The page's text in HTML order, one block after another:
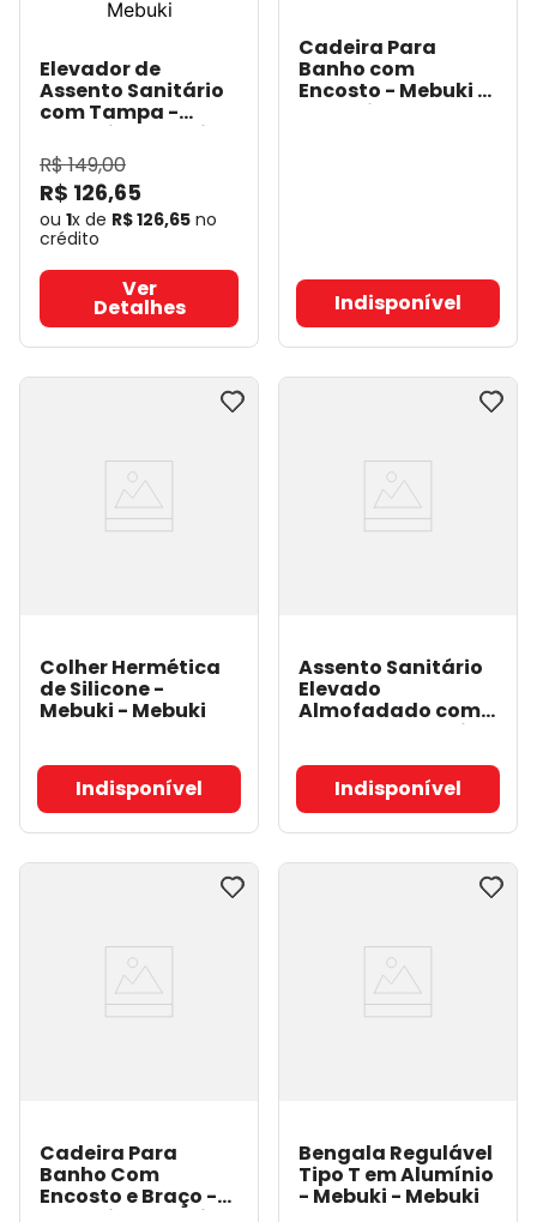
Elevador de
Assento Sanitário
com Tampa -
Mebuki
- Mebuki
R$149,00
R$ 126,65
ou 1x de R$126,65 no
crédito
Ver
Detalhes
Cadeira Para
Banho com
Encosto - Mebuki -
Mebuki
Indisponível
Colher Hermética
de Silicone -
Mebuki - Mebuki
Indisponível
Assento Sanitário
Elevado
Almofadado com
Tampa - Mebuki
Indisponível
Cadeira Para
Banho Com
Encosto e Braço -
Bengala Regulável
Tipo T em Alumínio
- Mebuki - Mebuki